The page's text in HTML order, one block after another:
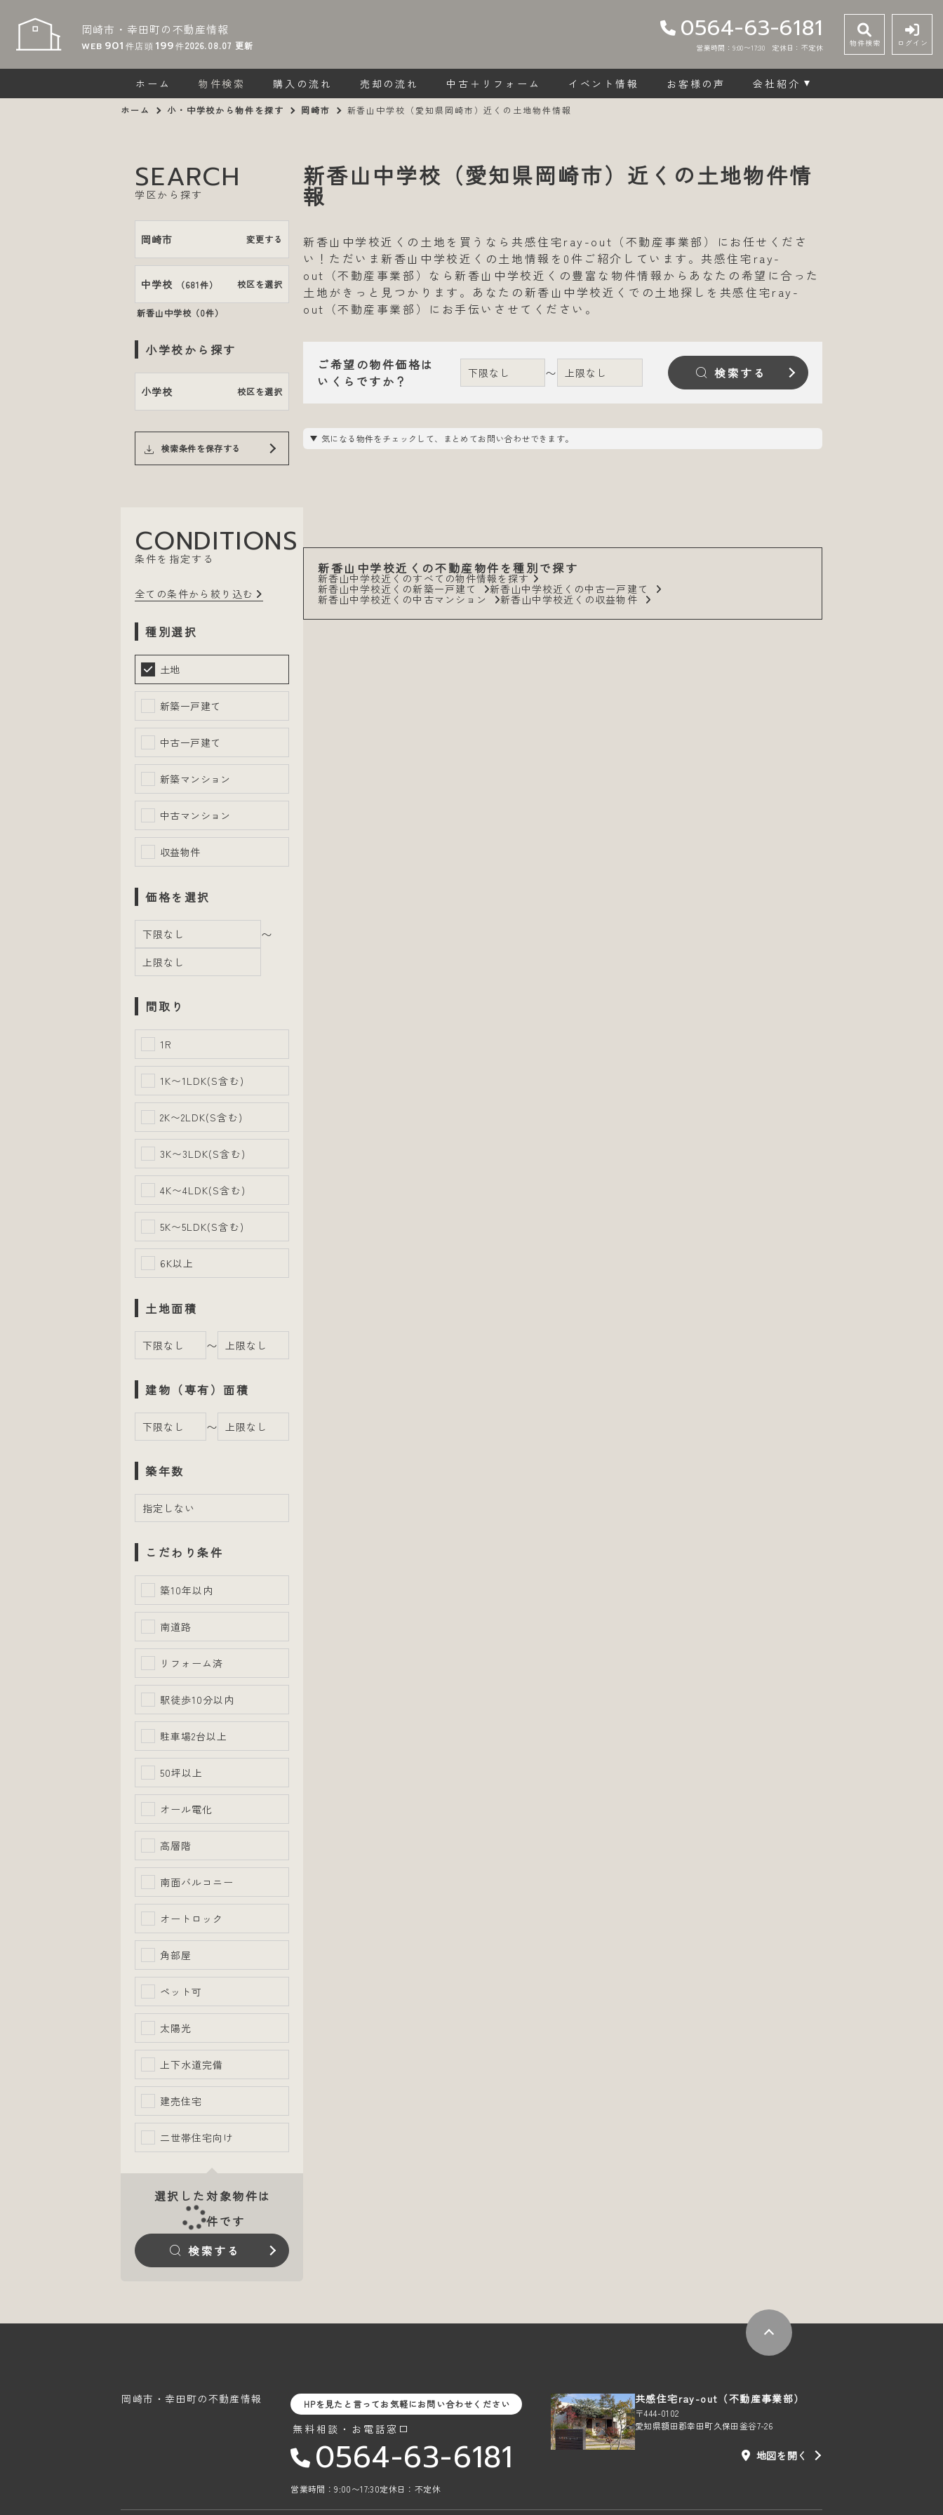
岡崎市・幸田町の不動産情報
WEB 901 件店頭 199件2026.08.07 更新
0564-63-6181
営業時間：9:00〜17:30 定休日：不定休 物件検索 ログイン
ホーム 物件検索 購入の流れ 売却の流れ 中古＋リフォーム イベント情報 お客様の声 会社紹介
ホーム 小・中学校から物件を探す 岡崎市 新香山中学校（愛知県岡崎市）近くの土地物件情報
新香山中学校（愛知県岡崎市）近くの土地物件情
報
新香山中学校近くの土地を買うなら共感住宅ray-out（不動産事業部）にお任せくださ
い！ただいま新香山中学校近くの土地情報を0件ご紹介しています。共感住宅ray-
out（不動産事業部）なら新香山中学校近くの豊富な物件情報からあなたの希望に合った
土地がきっと見つかります。あなたの新香山中学校近くでの土地探しを共感住宅ray-
out（不動産事業部）にお手伝いさせてください。
ご希望の物件価格は
いくらですか？
〜 検索する
気になる物件をチェックして、まとめてお問い合わせできます。
新香山中学校近くの不動産物件を種別で探す
新香山中学校近くのすべての物件情報を探す
新香山中学校近くの新築一戸建て 新香山中学校近くの中古一戸建て
新香山中学校近くの中古マンション 新香山中学校近くの収益物件
SEARCH
学区から探す
岡崎市 変更する
中学校 （681件） 校区を選択
新香山中学校（0件）
小学校から探す
小学校 校区を選択
検索条件を保存する
CONDITIONS
条件を指定する
全ての条件から絞り込む
種別選択
土地
新築一戸建て
中古一戸建て
新築マンション
中古マンション
収益物件
価格を選択
〜
間取り
1R
1K〜1LDK(S含む)
2K〜2LDK(S含む)
3K〜3LDK(S含む)
4K〜4LDK(S含む)
5K〜5LDK(S含む)
6K以上
土地面積
〜
建物（専有）面積
〜
築年数
こだわり条件
築10年以内
南道路
リフォーム済
駅徒歩10分以内
駐車場2台以上
50坪以上
オール電化
高層階
南面バルコニー
オートロック
角部屋
ペット可
太陽光
上下水道完備
建売住宅
二世帯住宅向け
選択した対象物件は
件です
検索する
岡崎市・幸田町の不動産情報 HPを見たと言ってお気軽にお問い合わせください
無料相談・お電話窓口
0564-63-6181
営業時間：9:00〜17:30定休日：不定休
共感住宅ray-out（不動産事業部）
〒444-0102
愛知県額田郡幸田町久保田釜谷7-26
地図を開く